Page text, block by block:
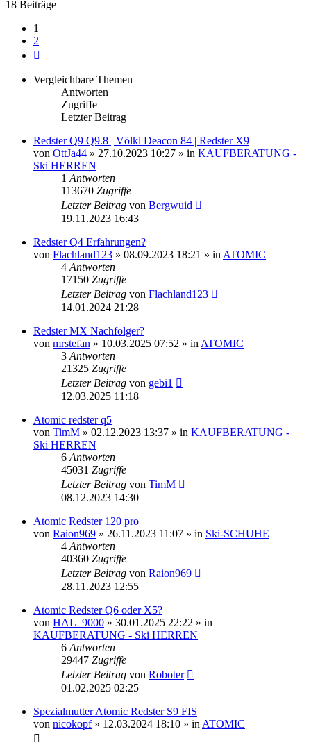
18 Beiträge
1
2
Vergleichbare Themen
Antworten
Zugriffe
Letzter Beitrag
Redster Q9 Q9.8 | Völkl Deacon 84 | Redster X9
von OttJa44 » 27.10.2023 10:27 » in KAUFBERATUNG -
Ski HERREN
1 Antworten
113670 Zugriffe
Letzter Beitrag von Bergwuid
19.11.2023 16:43
Redster Q4 Erfahrungen?
von Flachland123 » 08.09.2023 18:21 » in ATOMIC
4 Antworten
17150 Zugriffe
Letzter Beitrag von Flachland123
14.01.2024 21:28
Redster MX Nachfolger?
von mrstefan » 10.03.2025 07:52 » in ATOMIC
3 Antworten
21325 Zugriffe
Letzter Beitrag von gebi1
12.03.2025 11:18
Atomic redster q5
von TimM » 02.12.2023 13:37 » in KAUFBERATUNG -
Ski HERREN
6 Antworten
45031 Zugriffe
Letzter Beitrag von TimM
08.12.2023 14:30
Atomic Redster 120 pro
von Raion969 » 26.11.2023 11:07 » in Ski-SCHUHE
4 Antworten
40360 Zugriffe
Letzter Beitrag von Raion969
28.11.2023 12:55
Atomic Redster Q6 oder X5?
von HAL_9000 » 30.01.2025 22:22 » in
KAUFBERATUNG - Ski HERREN
6 Antworten
29447 Zugriffe
Letzter Beitrag von Roboter
01.02.2025 02:25
Spezialmutter Atomic Redster S9 FIS
von nicokopf» 12.03.2024 18:10 » in ATOMIC